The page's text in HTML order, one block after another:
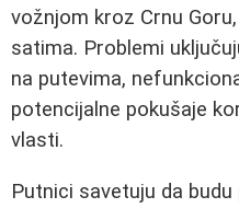
vožnjom kroz Crnu
satima. Problemi
na putevima,
potencijalne pokušaje
vlasti.
Putnici savetuju da